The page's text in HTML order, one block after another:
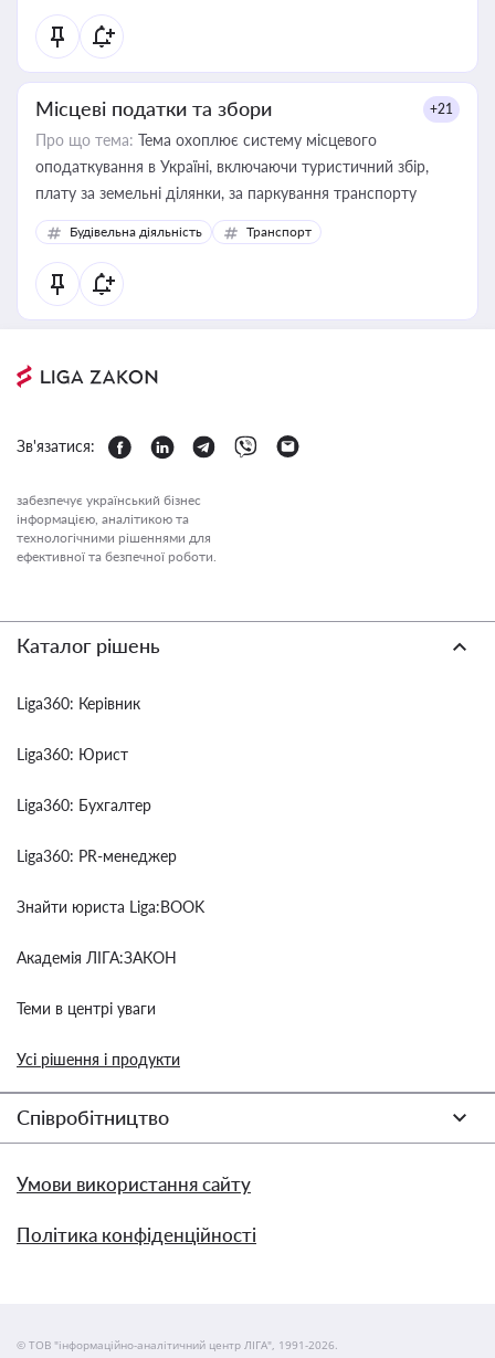
Місцеві податки та збори +21
Про що тема: Тема охоплює систему місцевого
оподаткування в Україні, включаючи туристичний збір,
плату за земельні ділянки, за паркування транспорту
Будівельна діяльність Транспорт
Зв'язатися:
забезпечує український бізнес
інформацією, аналітикою та
технологічними рішеннями для
ефективної та безпечної роботи.
Каталог рішень
Liga360: Керівник
Liga360: Юрист
Liga360: Бухгалтер
Liga360: PR-менеджер
Знайти юриста Liga:BOOK
Академія ЛІГА:ЗАКОН
Теми в центрі уваги
Усі рішення і продукти
Співробітництво
Умови використання сайту
Політика конфіденційності
© ТОВ "інформаційно-аналітичний центр ЛІГА", 1991-2026.